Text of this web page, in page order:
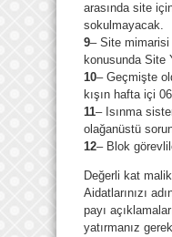
arasında site
sokulmayacak.
9– Site mimarisi
konusunda Site
10– Geçmişte
kışın hafta içi
11– Isınma
olağanüstü
12– Blok
Değerli kat
Aidatlarınızı
payı
yatırmanız